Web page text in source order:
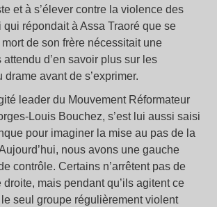
et à s’élever contre la violence des
qui répondait à Assa Traoré que se
de son frère nécessitait une
attendu d’en savoir plus sur les
avant de s’exprimer.
leader du Mouvement Réformateur
Louis Bouchez, s’est lui aussi saisi
pour imaginer la mise au pas de la
nous avons une gauche
contrôle. Certains n’arrêtent pas de
droite, mais pendant qu’ils agitent ce
seul groupe régulièrement violent